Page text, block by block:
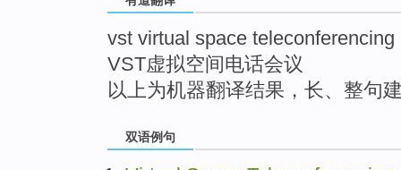
vst virtual space teleconferencing
VST虚拟空间电话会议
以上为机器翻译结果，长、整句
双语例句